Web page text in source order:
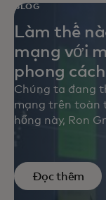
BLOG
Làm thế
mạng với
phong
Chúng ta đang
mạng trên toàn
hổng này, Ron
Đọc thêm